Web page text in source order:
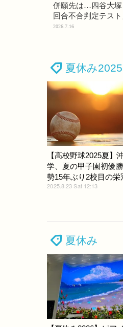
併願先は…四谷大塚
回合不合判定テス
2026.7.16
夏休み2025
【高校野球2025夏】
学、夏の甲子園初優
勢15年ぶり2校目の栄
2025.8.23 Sat 12:13
夏休み